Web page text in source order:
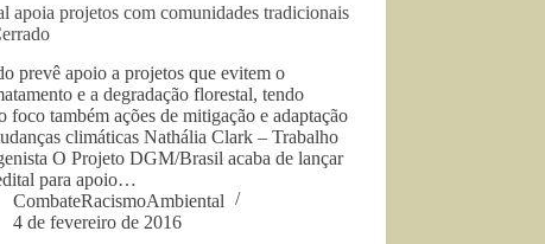
apoia projetos com comunidades tradicionais
prevê apoio a projetos que evitem o
e a degradação florestal, tendo
foco também ações de mitigação e adaptação
climáticas Nathália Clark – Trabalho
O Projeto DGM/Brasil acaba de lançar
para apoio…
CombateRacismoAmbiental
4 de fevereiro de 2016